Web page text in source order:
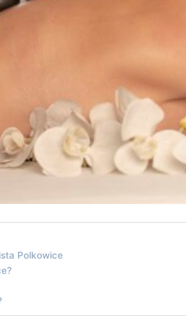
Polkowice